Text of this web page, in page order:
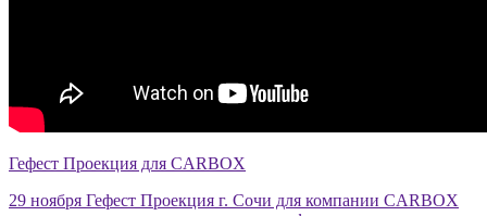
Гефест Проекция для CARBOX
29 ноября Гефест Проекция г. Сочи для компании CARBOX